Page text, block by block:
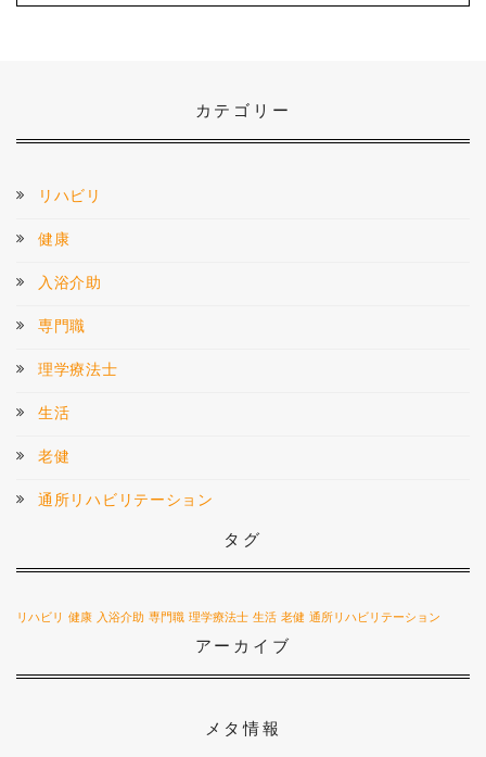
カテゴリー
リハビリ
健康
入浴介助
専門職
理学療法士
生活
老健
通所リハビリテーション
タグ
リハビリ 健康 入浴介助 専門職 理学療法士 生活 老健 通所リハビリテーション
アーカイブ
メタ情報